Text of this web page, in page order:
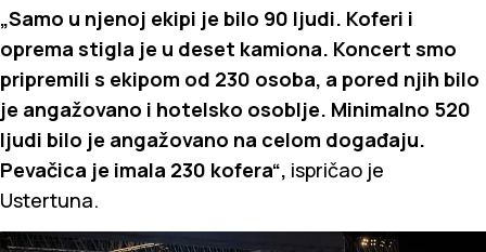
„Samo u njenoj ekipi je bilo 90 ljudi. Koferi i
oprema stigla je u deset kamiona. Koncert smo
pripremili s ekipom od 230 osoba, a pored njih bilo
je angažovano i hotelsko osoblje. Minimalno 520
ljudi bilo je angažovano na celom događaju.
Pevačica je imala 230 kofera“, ispričao je
Ustertuna.